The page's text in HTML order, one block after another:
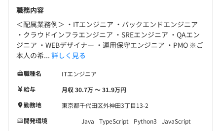
職務内容
＜配属業務例＞ ・ITエンジニア ・バックエンドエンジニア
・クラウドインフラエンジニア ・SREエンジニア ・QAエン
ジニア ・WEBデザイナー ・運用保守エンジニア ・PMO ※ご
本人の希... 詳しく見る
職種名
ITエンジニア
給与
月収 30.7万 〜 31.9万円
勤務地
東京都千代田区外神田3丁目13-2
開発環境
Java TypeScript Python3
JavaScript